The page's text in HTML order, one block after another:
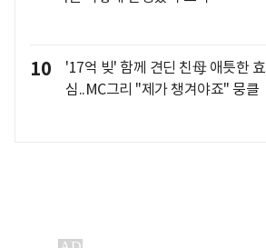
10
'17억 빚' 함께 견딘 친母 애틋한 효
심..MC그리 "제가 챙겨야죠" 뭉클